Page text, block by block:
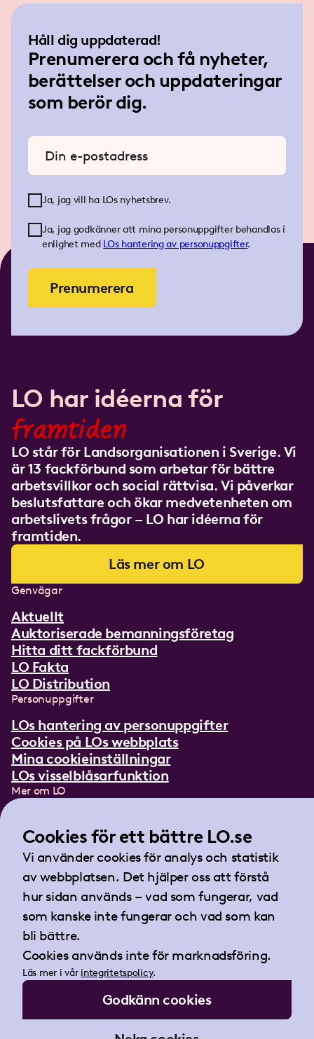
Håll dig uppdaterad!
Prenumerera och få nyheter,
berättelser och uppdateringar
som berör dig.
Ange din e-postadress
Ja, jag vill ha LOs nyhetsbrev.
Ja, jag godkänner att mina personuppgifter behandlas i
enlighet med LOs hantering av personuppgifter.
Prenumerera
LO har idéerna för
framtiden
LO står för Landsorganisationen i Sverige. Vi
är 13 fackförbund som arbetar för bättre
arbetsvillkor och social rättvisa. Vi påverkar
beslutsfattare och ökar medvetenheten om
arbetslivets frågor – LO har idéerna för
framtiden.
Läs mer om LO
Genvägar
Aktuellt
Auktoriserade bemanningsföretag
Hitta ditt fackförbund
LO Fakta
LO Distribution
Personuppgifter
LOs hantering av personuppgifter
Cookies på LOs webbplats
Mina cookieinställningar
LOs visselblåsarfunktion
Mer om LO
Lättläst om LO
Teckenspråksfilm
Tidningen Arbetet
Landsorganisationen i Sverige
Barnhusgatan 18
105 53 Stockholm
Tel:08-796 25 00
Fax:08-796 25 17
E-post:info@lo.se
Org.nr 802001-9769
Cookies för ett bättre LO.se
Vi använder cookies för analys och statistik
av webbplatsen. Det hjälper oss att förstå
hur sidan används – vad som fungerar, vad
som kanske inte fungerar och vad som kan
bli bättre.
Cookies används inte för marknadsföring.
Läs mer i vår integritetspolicy.
Godkänn cookies